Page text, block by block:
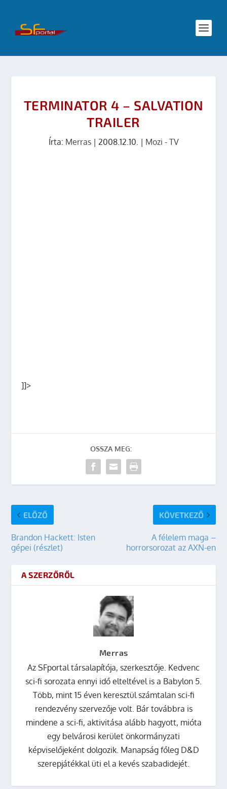
TERMINATOR 4 – SALVATION
TRAILER
Írta: Merras| 2008.12.10. | Mozi - TV
]]>
OSSZA MEG:
ELŐZŐ
Brandon Hackett: Isten
gépei (részlet)
KÖVETKEZŐ
A félelem maga –
horrorsorozat az AXN-en
A SZERZŐRŐL
Merras
Az SFportal társalapítója, szerkesztője. Kedvenc
sci-fi sorozata ennyi idő elteltével is a Babylon 5.
Több, mint 15 éven keresztül számtalan sci-fi
rendezvény szervezője volt. Bár továbbra is
mindene a sci-fi, aktivitása alább hagyott, mióta
egy belvárosi kerület önkormányzati
képviselőjeként dolgozik. Manapság főleg D&D
szerepjátékkal üti el a kevés szabadidejét.